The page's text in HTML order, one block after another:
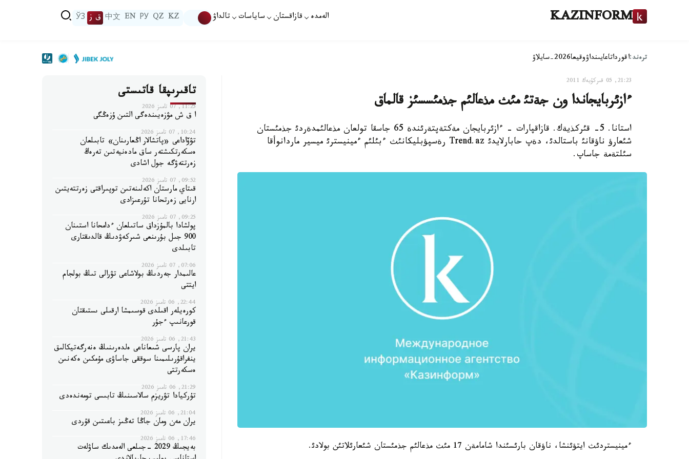
KAZINFORM الەمدە قازاقستان ساياسات تالداۋ KZ
QZ
РУ
EN
中文 ق ز ЎЗ
ترەند:اقورداتاعايىنداۋوقيعا2026-سايلاۋ
21:23, 05 قىركۇيەك 2011
ءازئربايجاندا ون جةتئ مئث مذعالئم جذمئسسئز قالماق
استانا. 5- قئركذيةك. قازاقپارات - ءازئربايجان مةكتةپتةرئندة 65 جاسقا تولعان مذعالئمدةردئ جذمئستان
شئعارؤ ناؤقانئ باستالدئ، دةپ حابارلايدئ Trend.az رةسپؤبليكانئث ءبئلئم ءمينيسترئ ميسير ماردانوأقا
سئلتةمة جاساپ.
ءمينيستردئث ايتؤئنشا، ناؤقان بارئسئندا شامامةن 17 مئث مذعالئم جذمئستان شئعارئلاتئن بولادئ.
تاقىرىپقا قاتىستى
11:25, 07 تامىز 2026
ا ق ش مۋزەيىندەگى التىن ۇزەڭگى
10:24, 07 تامىز 2026
تۋۆاداعى «پاتشالار اڭعارىنان» تابىلعان
ەسكەرتكىشتەر ساق مادەنيەتىن تەرەڭ
زەرتتەۋگە جول اشادى
09:52, 07 تامىز 2026
قىتاي مارستان اكەلىنەتىن توپىراقتى زەرتتەيتىن
ارنايى زەرتحانا تۇرعىزادى
09:25, 07 تامىز 2026
پولشادا بالمۇزداق ساتىلعان ءدامحانا استىنان
900 جىل بۇرىنعى شىركەۋدىڭ قالدىقتارى
تابىلدى
07:06, 07 تامىز 2026
عالىمدار جەردىڭ بولاشاعى تۋرالى تىڭ بولجام
ايتتى
22:44, 06 تامىز 2026
كورەيلەر اقىلدى قوسىمشا ارقىلى ىستىقتان
قورعانىپ ءجۇر
21:43, 06 تامىز 2026
يران پارسى شىعاناعى ەلدەرىنىڭ ەنەرگەتيكالىق
ينفراقۇرىلىمىنا سوققى جاساۋى مۇمكىن ەكەنىن
ەسكەرتتى
21:29, 06 تامىز 2026
تۇركيادا تۋريزم سالاسىنىڭ تابىسى تومەندەدى
21:04, 06 تامىز 2026
يران مەن ومان جاڭا تەڭىز باعىتىن قۇردى
17:46, 06 تامىز 2026
بەيجىڭ 2029 -جىلعى الەمدىك ساۋلەت